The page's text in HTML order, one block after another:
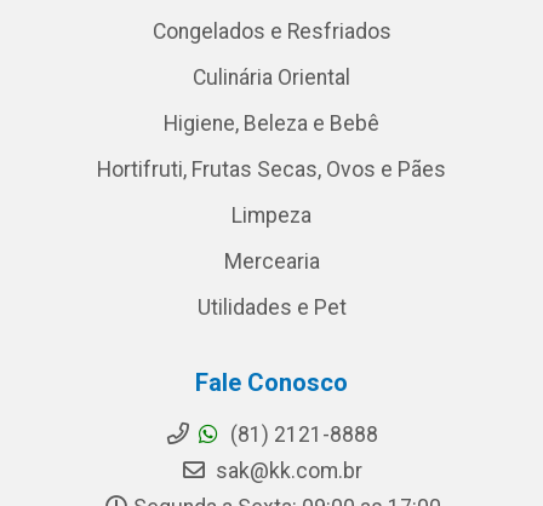
Congelados e Resfriados
Culinária Oriental
Higiene, Beleza e Bebê
Hortifruti, Frutas Secas, Ovos e Pães
Limpeza
Mercearia
Utilidades e Pet
Fale Conosco
(81) 2121-8888
sak@kk.com.br